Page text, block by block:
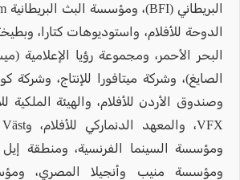
الدوحة للأفلام، واستوديوهات كتارا،
البحر الأحمر، ومجموعة رؤيا الإعلامية
ومؤسسة السينما الفرنسية، ومنطقة
ومؤسسة منيب وأنجيلا المصري،